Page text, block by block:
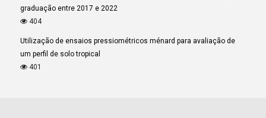
graduação entre 2017 e 2022
404
Utilização de ensaios pressiométricos ménard para avaliação de
um perfil de solo tropical
401